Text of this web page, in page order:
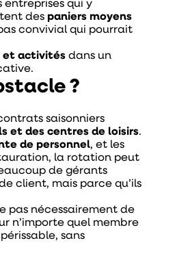
qui y
des paniers moyens
convivial qui pourrait
et activitésdans un
?
saisonniers
et des centres de loisirs.
de personnel, et les
la rotation peut
de gérants
client, mais parce qu’ils
pas nécessairement de
n’importe quel membre
sans